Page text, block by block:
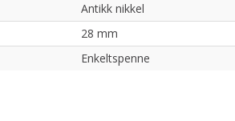
Antikk nikkel
28 mm
Enkeltspenne